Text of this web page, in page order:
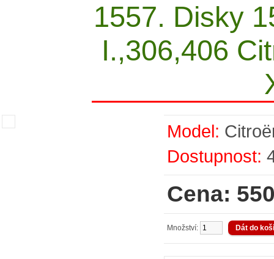
1557. Disky
I.,306,406
Model:
Dostupnost:
Cena:
Množství: